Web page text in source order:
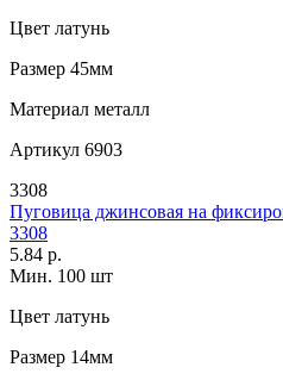
Цвет латунь
Размер 45мм
Материал металл
Артикул 6903
3308
Пуговица джинсовая на
3308
5.84 р.
Мин. 100 шт
Цвет латунь
Размер 14мм